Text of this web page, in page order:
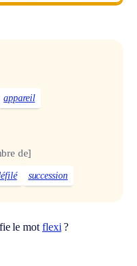
appareil
de]
succession
le mot flexi ?